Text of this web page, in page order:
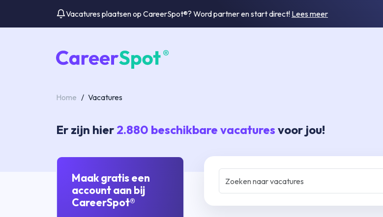
Vacatures plaatsen op CareerSpot®? Word partner en start direct! Lees meer
Home / Vacatures
Er zijn hier 2.880 beschikbare vacatures voor jou!
Maak gratis een
account aan bij
CareerSpot®